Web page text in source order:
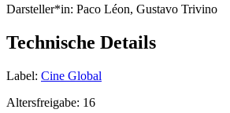
Darsteller*in: Paco Léon, Gustavo Trivino
Technische Details
Label: Cine Global
Altersfreigabe: 16